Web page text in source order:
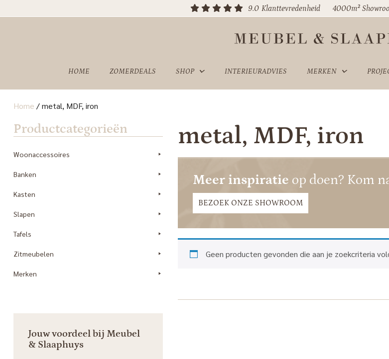
9.0 Klanttevredenheid 4000m²
HOME ZOMERDEALS SHOP INTERIEURADVIES MERKEN
SHOWROOM
Home /metal, MDF, iron
Productcategorieën
Woonaccessoires
Banken
Kasten
Slapen
Tafels
Zitmeubelen
Merken
Jouw voordeel bij Meubel
& Slaaphuys
metal, MDF, iron
Meer inspiratie op doen? Kom
BEZOEK ONZE SHOWROOM
Geen producten gevonden die aan je zoekcriteria